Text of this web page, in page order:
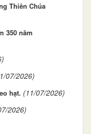
Thiên Chúa
350 năm
07/2026)
hạt. (11/07/2026)
2026)